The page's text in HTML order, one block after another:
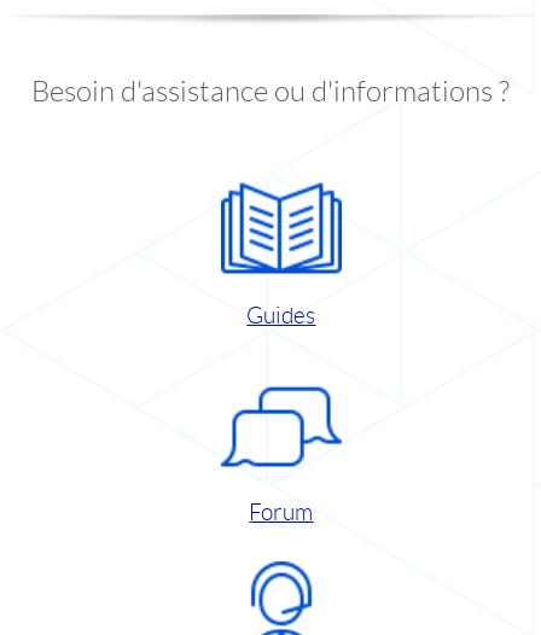
Besoin d'assistance ou d'informations ?
Guides
Forum